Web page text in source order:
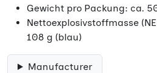
Gewicht pro Packung: ca.
Nettoexplosivstoffmasse
108 g (blau)
Manufacturer